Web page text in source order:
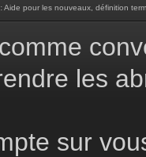
Aide pour les nouveaux, définition
les
sur